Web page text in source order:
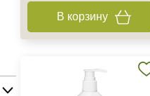
В корзину